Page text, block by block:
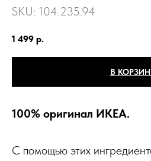
SKU: 104.235.94
1 499 р.
В
100% оригинал ИКЕА.
С помощью этих